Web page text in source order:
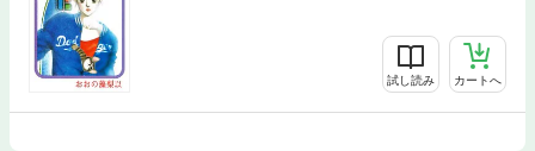
試し読み カートへ